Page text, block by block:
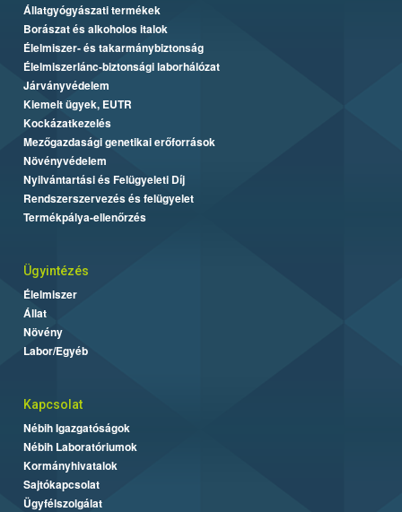
Állatgyógyászati termékek
Borászat és alkoholos italok
Élelmiszer- és takarmánybiztonság
Élelmiszerlánc-biztonsági laborhálózat
Járványvédelem
Kiemelt ügyek, EUTR
Kockázatkezelés
Mezőgazdasági genetikai erőforrások
Növényvédelem
Nyilvántartási és Felügyeleti Díj
Rendszerszervezés és felügyelet
Termékpálya-ellenőrzés
Ügyintézés
Élelmiszer
Állat
Növény
Labor/Egyéb
Kapcsolat
Nébih Igazgatóságok
Nébih Laboratóriumok
Kormányhivatalok
Sajtókapcsolat
Ügyfélszolgálat